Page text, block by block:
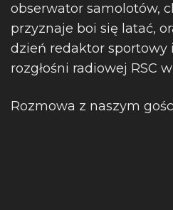
obserwator samolotów,
przyznaje boi się latać,
dzień redaktor sportowy
rozgłośni radiowej RSC
Rozmowa z naszym